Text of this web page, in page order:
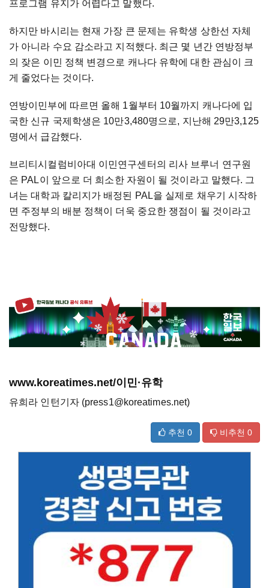
프로그램 유지가 어렵다고 말했다.
하지만 바시리는 현재 가장 큰 문제는 유학생 상한선 자체
가 아니라 수요 감소라고 지적했다. 최근 몇 년간 연방정부
의 잦은 이민 정책 변경으로 캐나다 유학에 대한 관심이 크
게 줄었다는 것이다.
연방이민부에 따르면 올해 1월부터 10월까지 캐나다에 입
국한 신규 국제학생은 10만3,480명으로, 지난해 29만3,125
명에서 급감했다.
브리티시컬럼비아대 이민연구센터의 리사 브루너 연구원
은 PAL이 앞으로 더 희소한 자원이 될 것이라고 말했다. 그
녀는 대학과 칼리지가 배정된 PAL을 실제로 채우기 시작하
면 주정부의 배분 정책이 더욱 중요한 쟁점이 될 것이라고
전망했다.
www.koreatimes.net/이민·유학
유희라 인턴기자 (press1@koreatimes.net)
추천 0 비추천 0